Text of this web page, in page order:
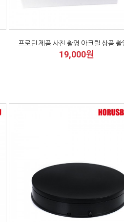
프로딘 제품 사진 촬영 아크릴 상품 촬
19,000원